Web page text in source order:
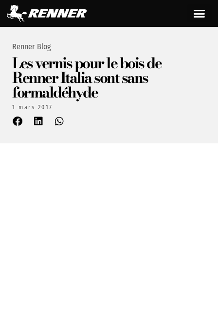
Renner Blog
Les vernis pour le bois de
Renner Italia sont sans
formaldéhyde
1 mars 2017